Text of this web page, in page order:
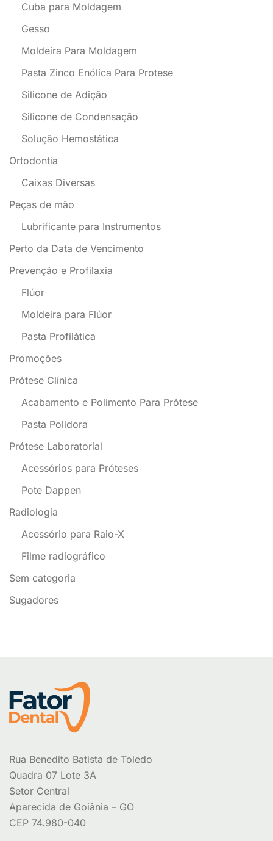
Cuba para Moldagem
Gesso
Moldeira Para Moldagem
Pasta Zinco Enólica Para Protese
Silicone de Adição
Silicone de Condensação
Solução Hemostática
Ortodontia
Caixas Diversas
Peças de mão
Lubrificante para Instrumentos
Perto da Data de Vencimento
Prevenção e Profilaxia
Flúor
Moldeira para Flúor
Pasta Profilática
Promoções
Prótese Clínica
Acabamento e Polimento Para Prótese
Pasta Polidora
Prótese Laboratorial
Acessórios para Próteses
Pote Dappen
Radiologia
Acessório para Raio-X
Filme radiográfico
Sem categoria
Sugadores
Rua Benedito Batista de Toledo
Quadra 07 Lote 3A
Setor Central
Aparecida de Goiânia – GO
CEP 74.980-040